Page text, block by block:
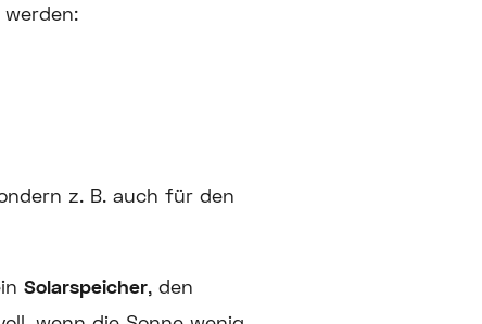
z. B. auch für den
Solarspeicher, den